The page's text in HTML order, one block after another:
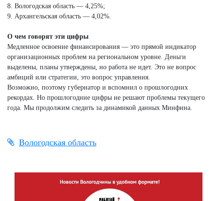
8. Вологодская область — 4,25%;
9. Архангельская область — 4,02%.
О чем говорят эти цифры
Медленное освоение финансирования — это прямой индикатор
организационных проблем на региональном уровне. Деньги
выделены, планы утверждены, но работа не идет. Это не вопрос
амбиций или стратегии, это вопрос управления.
Возможно, поэтому губернатор и вспомнил о прошлогодних
рекордах. Но прошлогодние цифры не решают проблемы текущего
года. Мы продолжим следить за динамикой данных Минфина.
Вологодская область